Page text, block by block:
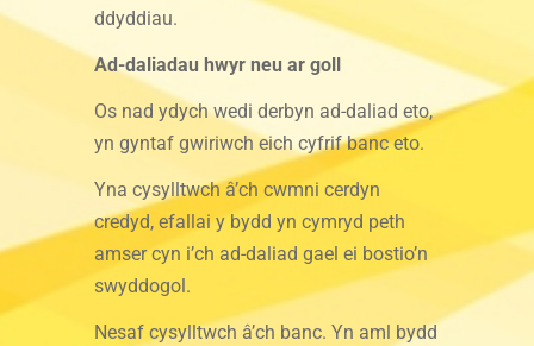
ddyddiau.
Ad-daliadau hwyr neu ar goll
Os nad ydych wedi derbyn ad-daliad eto,
yn gyntaf gwiriwch eich cyfrif banc eto.
Yna cysylltwch â’ch cwmni cerdyn
credyd, efallai y bydd yn cymryd peth
amser cyn i’ch ad-daliad gael ei bostio’n
swyddogol.
Nesaf cysylltwch â’ch banc. Yn aml bydd